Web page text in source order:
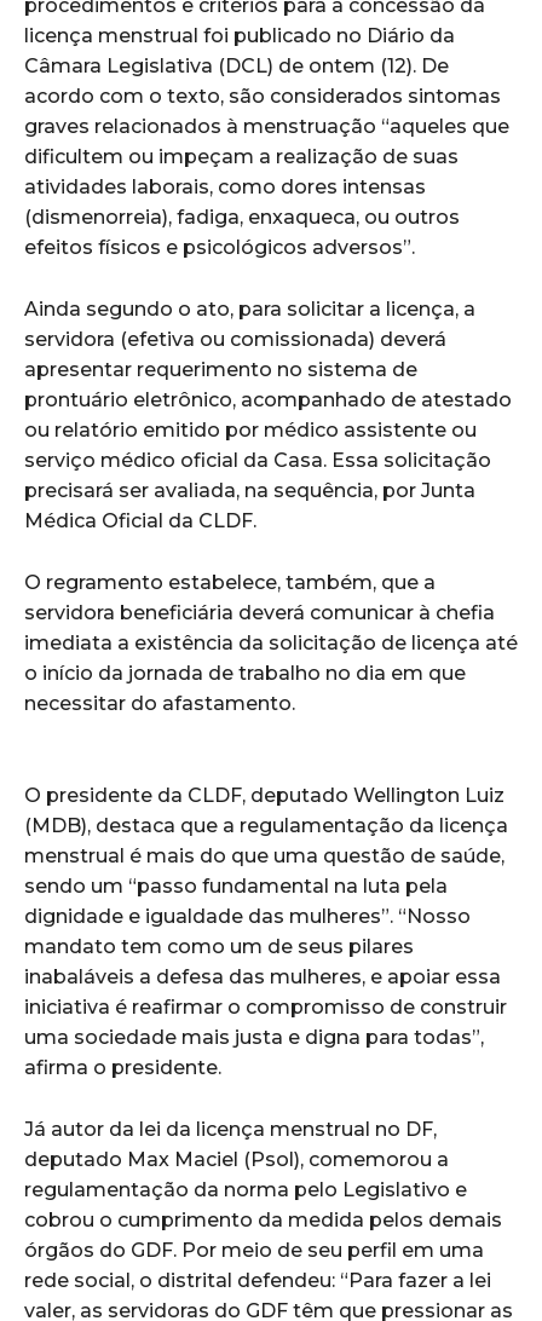
procedimentos e critérios para a concessão da
licença menstrual foi publicado no Diário da
Câmara Legislativa (DCL) de ontem (12). De
acordo com o texto, são considerados sintomas
graves relacionados à menstruação “aqueles que
dificultem ou impeçam a realização de suas
atividades laborais, como dores intensas
(dismenorreia), fadiga, enxaqueca, ou outros
efeitos físicos e psicológicos adversos”.
Ainda segundo o ato, para solicitar a licença, a
servidora (efetiva ou comissionada) deverá
apresentar requerimento no sistema de
prontuário eletrônico, acompanhado de atestado
ou relatório emitido por médico assistente ou
serviço médico oficial da Casa. Essa solicitação
precisará ser avaliada, na sequência, por Junta
Médica Oficial da CLDF.
O regramento estabelece, também, que a
servidora beneficiária deverá comunicar à chefia
imediata a existência da solicitação de licença até
o início da jornada de trabalho no dia em que
necessitar do afastamento.
O presidente da CLDF, deputado Wellington Luiz
(MDB), destaca que a regulamentação da licença
menstrual é mais do que uma questão de saúde,
sendo um “passo fundamental na luta pela
dignidade e igualdade das mulheres”. “Nosso
mandato tem como um de seus pilares
inabaláveis a defesa das mulheres, e apoiar essa
iniciativa é reafirmar o compromisso de construir
uma sociedade mais justa e digna para todas”,
afirma o presidente.
Já autor da lei da licença menstrual no DF,
deputado Max Maciel (Psol), comemorou a
regulamentação da norma pelo Legislativo e
cobrou o cumprimento da medida pelos demais
órgãos do GDF. Por meio de seu perfil em uma
rede social, o distrital defendeu: “Para fazer a lei
valer, as servidoras do GDF têm que pressionar as